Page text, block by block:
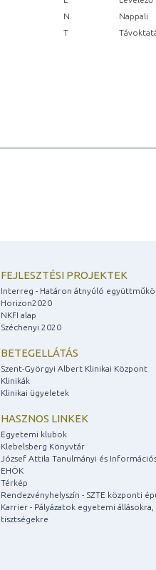
N
Nappali
T
FEJLESZTÉSI PROJEKTEK
Interreg - Határon átnyúló
Horizon2020
NKFI alap
Széchenyi 2020
BETEGELLÁTÁS
Szent-Györgyi Albert Klinikai Központ
Klinikák
Klinikai ügyeletek
HASZNOS LINKEK
Egyetemi klubok
Klebelsberg Könyvtár
József Attila Tanulmányi és
EHÖK
Térkép
Rendezvényhelyszín - SZTE központi
Karrier - Pályázatok egyetemi állásokra,
tisztségekre